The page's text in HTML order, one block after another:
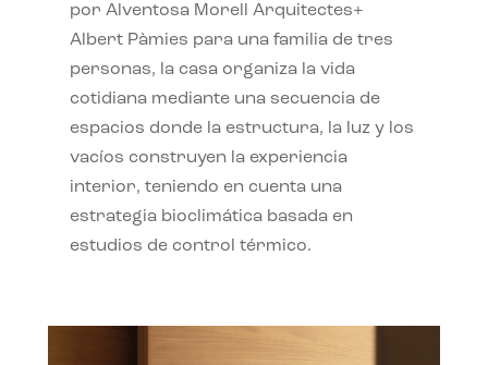
por Alventosa Morell Arquitectes+
Albert Pàmies para una familia de tres
personas, la casa organiza la vida
cotidiana mediante una secuencia de
espacios donde la estructura, la luz y los
vacíos construyen la experiencia
interior, teniendo en cuenta una
estrategia bioclimática basada en
estudios de control térmico.